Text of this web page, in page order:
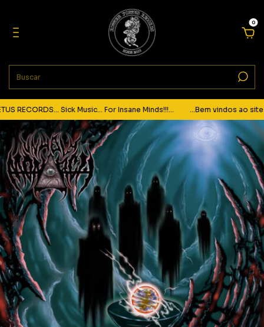
0
RECORDS... Sick Music... For Insane Minds!!!... ...Bem vindos ao site